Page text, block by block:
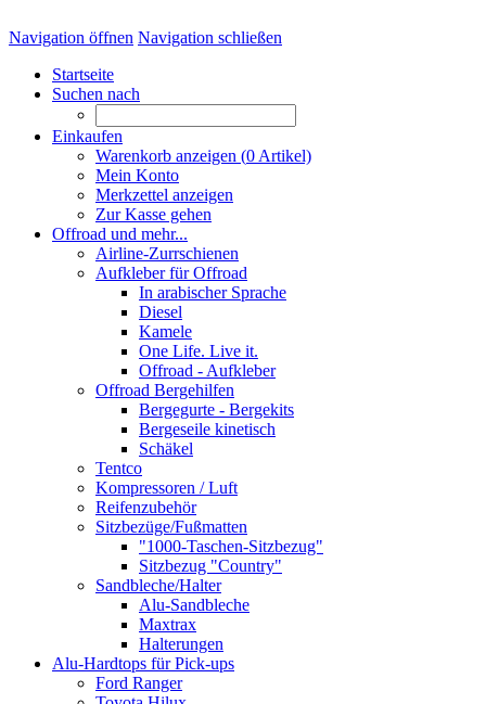
Navigation öffnen Navigation schließen
Startseite
Suchen nach
Einkaufen
Warenkorb anzeigen (0 Artikel)
Mein Konto
Merkzettel anzeigen
Zur Kasse gehen
Offroad und mehr...
Airline-Zurrschienen
Aufkleber für Offroad
In arabischer Sprache
Diesel
Kamele
One Life. Live it.
Offroad - Aufkleber
Offroad Bergehilfen
Bergegurte - Bergekits
Bergeseile kinetisch
Schäkel
Tentco
Kompressoren / Luft
Reifenzubehör
Sitzbezüge/Fußmatten
"1000-Taschen-Sitzbezug"
Sitzbezug "Country"
Sandbleche/Halter
Alu-Sandbleche
Maxtrax
Halterungen
Alu-Hardtops für Pick-ups
Ford Ranger